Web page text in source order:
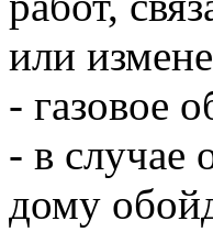
или
- газовое
- в случае
дому